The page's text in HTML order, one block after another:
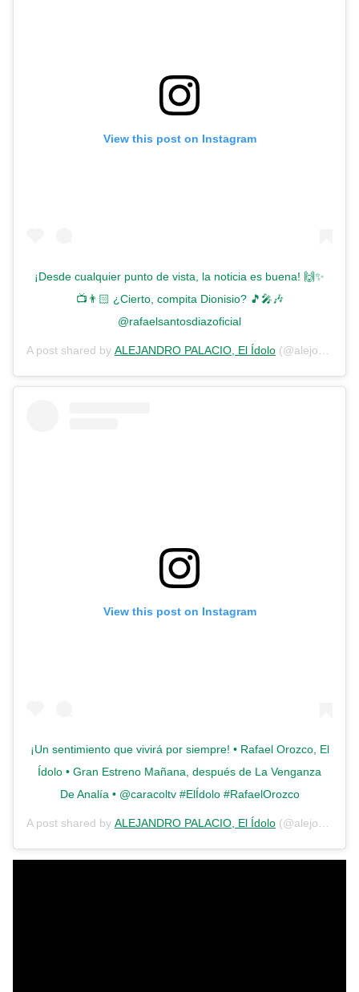
View this post on Instagram
¡Desde cualquier punto de vista, la noticia es buena! 🙌✨
📺👨🏻 ¿Cierto, compita Dionisio? 🎵🎤🎶
@rafaelsantosdiazoficial
A post shared by ALEJANDRO PALACIO, El Ídolo (@alejopalacio1) on
View this post on Instagram
¡Un sentimiento que vivirá por siempre! • Rafael Orozco, El
Ídolo • Gran Estreno Mañana, después de La Venganza
De Analía • @caracoltv #ElÍdolo #RafaelOrozco
A post shared by ALEJANDRO PALACIO, El Ídolo (@alejopalacio1) on